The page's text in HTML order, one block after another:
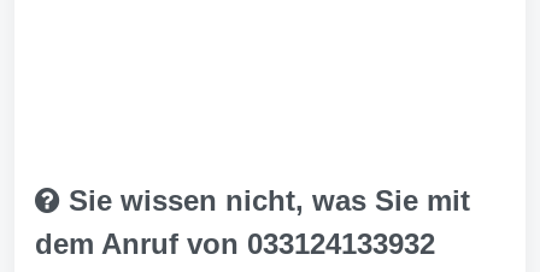
Sie wissen nicht, was Sie mit
dem Anruf von 033124133932